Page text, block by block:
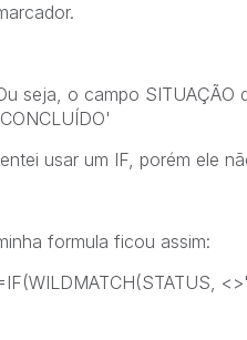
seja, o campo SITUAÇÃO
usar um IF, porém ele
formula ficou assim: